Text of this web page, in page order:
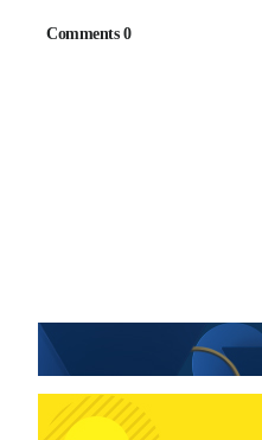
-21347초 전 >
"美간섭에 합
[속보]산업장관
[속보]경찰, '홍
-10759초 전 >
[속보]코스닥,
[속보]코스피,
-7189초 전 >6월 경상수지
-7140초 전 >서울 낮 39도 '폭